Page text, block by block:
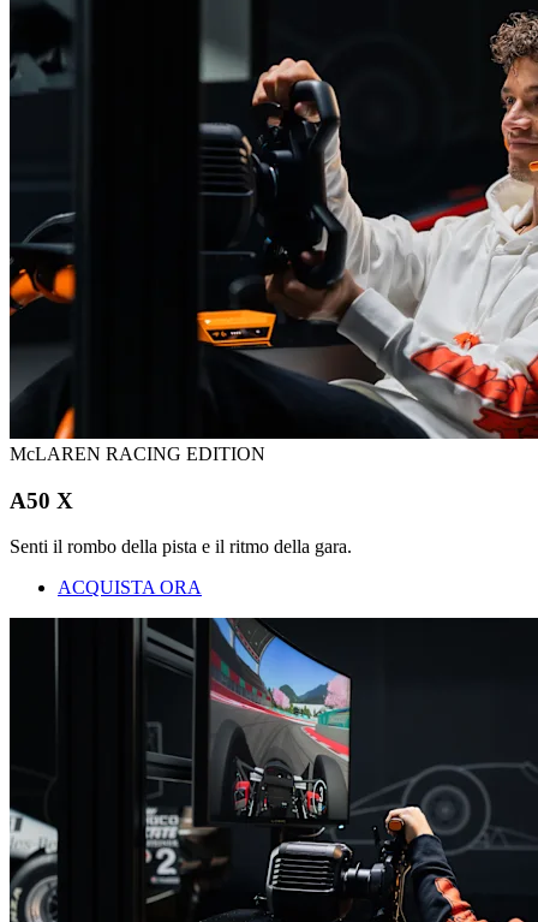
McLAREN RACING EDITION
A50 X
Senti il rombo della pista e il ritmo della gara.
ACQUISTA ORA